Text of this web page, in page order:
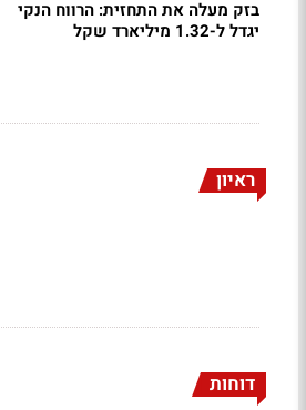
בזק מעלה את התחזית: הרווח הנקי
יגדל ל-1.32 מיליארד שקל
ראיון
דוחות